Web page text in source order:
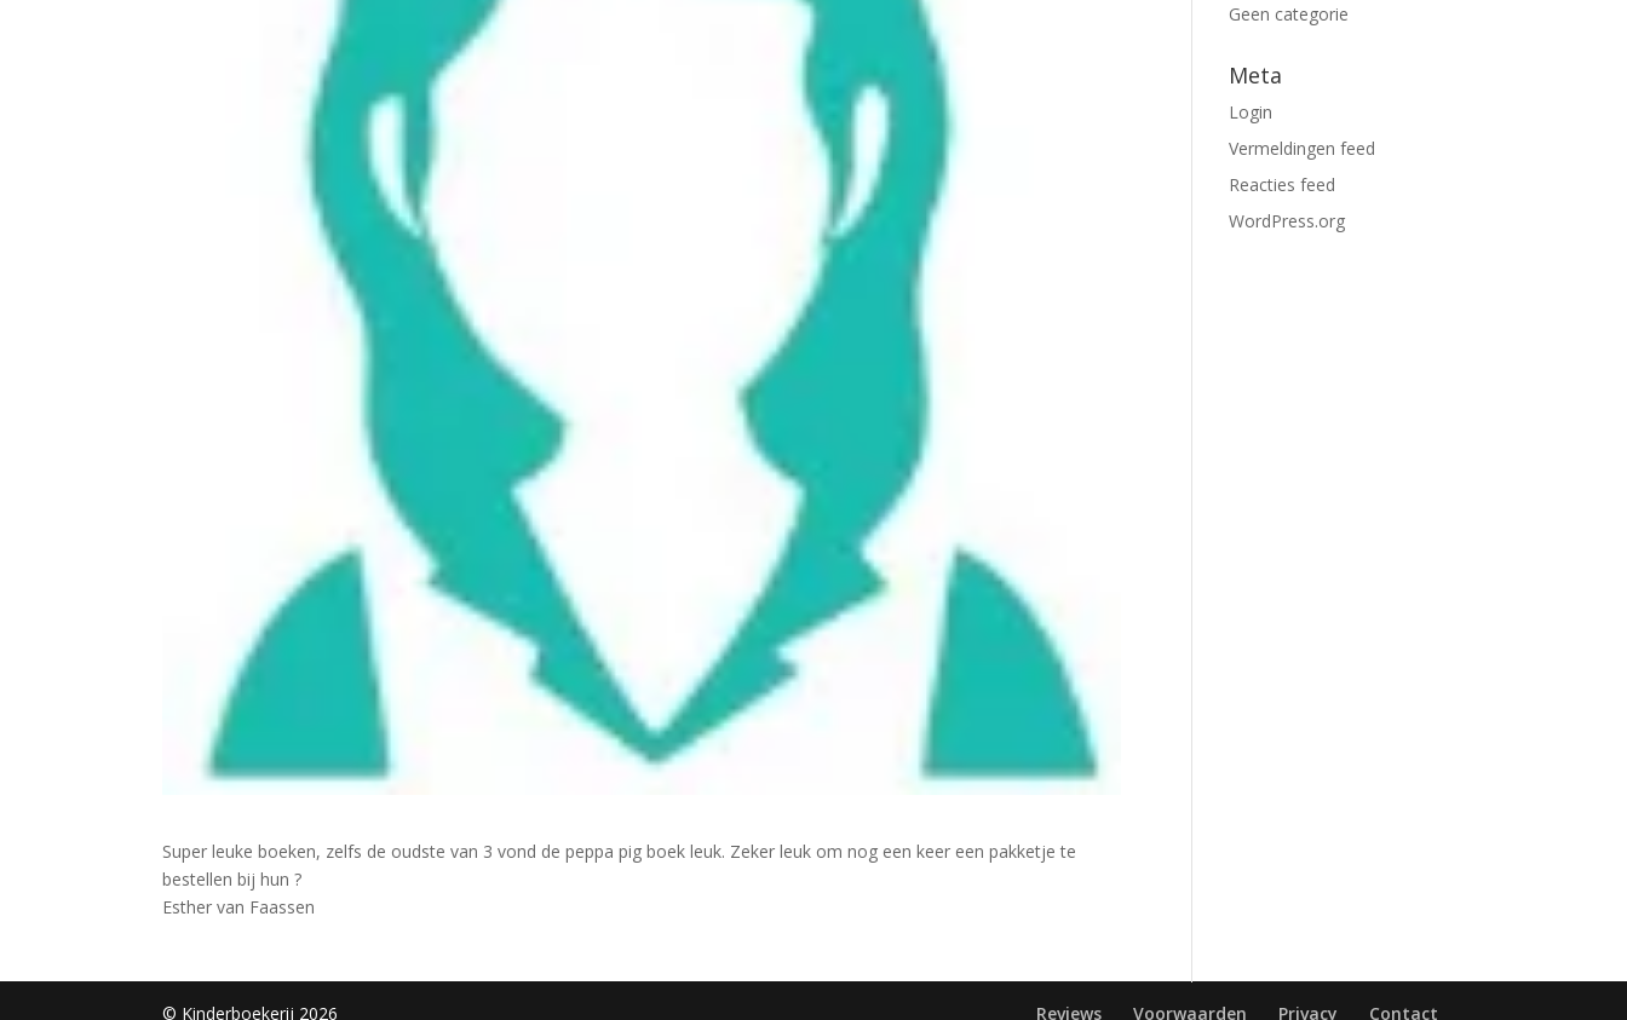
Super leuke boeken, zelfs de oudste van 3 vond de peppa pig boek leuk. Zeker leuk om nog een keer een pakketje te
bestellen bij hun ?
Esther van Faassen
Geen categorie
Meta
Login
Vermeldingen feed
Reacties feed
WordPress.org
Reviews Voorwaarden Privacy Contact
© Kinderboekerij 2026